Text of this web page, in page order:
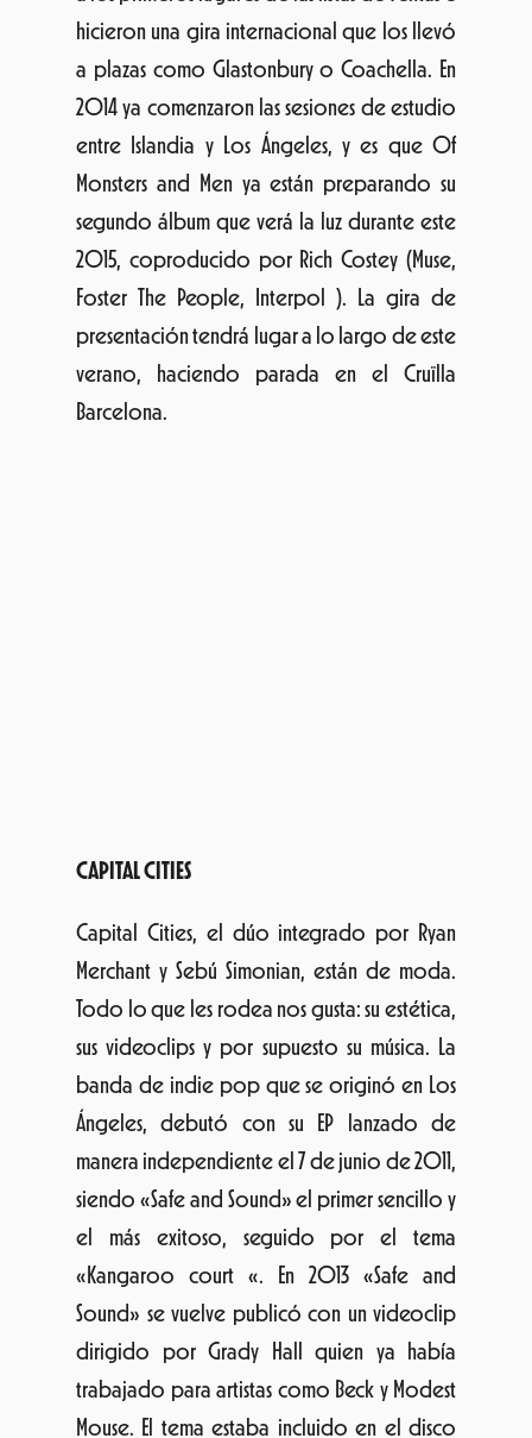
hicieron una gira internacional que los llevó
a plazas como Glastonbury o Coachella. En
2014 ya comenzaron las sesiones de estudio
entre Islandia y Los Ángeles, y es que Of
Monsters and Men ya están preparando su
segundo álbum que verá la luz durante este
2015, coproducido por Rich Costey (Muse,
Foster The People, Interpol ). La gira de
presentación tendrá lugar a lo largo de este
verano, haciendo parada en el Cruïlla
Barcelona.
banda de indie pop que se originó en Los
manera independiente el 7 de junio de 2011,
siendo «Safe and Sound» el primer sencillo y
el más exitoso, seguido por el tema
«Kangaroo court «. En 2013 «Safe and
Sound» se vuelve publicó con un videoclip
dirigido por Grady Hall quien ya había
trabajado para artistas como Beck y Modest
Mouse. El tema estaba incluido en el disco
debut de la banda I
n a Tidal Wave of Mystery
lanzado por el sello Lazy Hooks con el
apoyo de Capitol Records. El éxito
cultivado en Estados Unidos les abrió las
puertas a una gira internacional que ahora